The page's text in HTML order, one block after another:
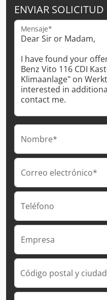
ENVIAR SOLICITUD
Mensaje*
Nombre*
Correo electrónico*
Teléfono
Empresa
Código postal y ciudad